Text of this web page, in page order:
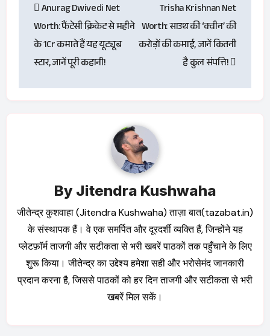
navigation
Anurag Dwivedi Net
Worth: फैंटेसी क्रिकेट से महीने
के 1Cr कमाते हैं यह यूट्यूब
स्टार, जानें पूरी कहानी!
Trisha Krishnan Net
Worth: साउथ की ‘क्वीन’ की
करोड़ों की कमाई, जानें कितनी
है कुल संपत्ति!
By Jitendra Kushwaha
जीतेन्द्र कुशवाहा (Jitendra Kushwaha) ताज़ा बात(tazabat.in)
के संस्थापक हैं। वे एक समर्पित और दूरदर्शी व्यक्ति हैं, जिन्होंने यह
प्लेटफ़ॉर्म ताजगी और सटीकता से भरी खबरें पाठकों तक पहुँचाने के लिए
शुरू किया। जीतेन्द्र का उद्देश्य हमेशा सही और भरोसेमंद जानकारी
प्रदान करना है, जिससे पाठकों को हर दिन ताजगी और सटीकता से भरी
खबरें मिल सकें।